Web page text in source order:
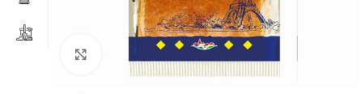
Clicca per ingrandire